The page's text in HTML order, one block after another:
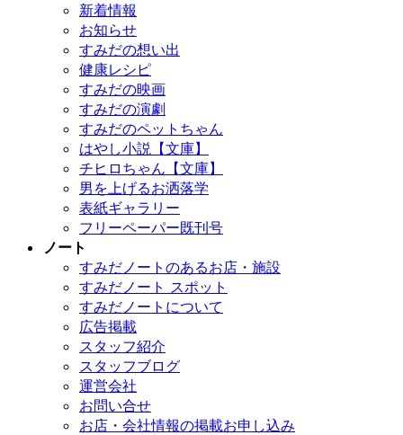
新着情報
お知らせ
すみだの想い出
健康レシピ
すみだの映画
すみだの演劇
すみだのペットちゃん
はやし小説【文庫】
チヒロちゃん【文庫】
男を上げるお洒落学
表紙ギャラリー
フリーペーパー既刊号
ノート
すみだノートのあるお店・施設
すみだノート スポット
すみだノートについて
広告掲載
スタッフ紹介
スタッフブログ
運営会社
お問い合せ
お店・会社情報の掲載お申し込み